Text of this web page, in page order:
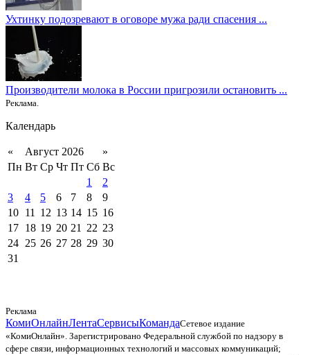
Ухтинку подозревают в оговоре мужа ради спасения ...
Производители молока в России пригрозили остановить ...
Реклама.
Календарь
« Август 2026
»
Пн Вт Ср Чт Пт Сб Вс
1
2
3
4 5 6 7 8
9
10 11 12 13 14 15 16
17 18 19 20 21 22 23
24 25 26 27 28 29 30
31
Реклама
КомиОнлайнЛентаСервисыКомандаСетевое издание
«КомиОнлайн». Зарегистрировано Федеральной службой по надзору в
сфере связи, информационных технологий и массовых коммуникаций;